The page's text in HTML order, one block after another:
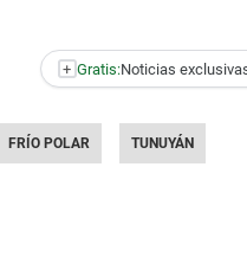
+ Gratis:Noticias
FRÍO POLAR TUNUYÁN